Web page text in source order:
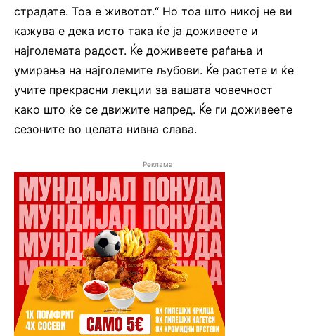
страдате. Тоа е животот.“ Но тоа што никој не ви
кажува е дека исто така ќе ја доживеете и
најголемата радост. Ќе доживеете раѓања и
умирања на најголемите љубови. Ќе растете и ќе
учите прекрасни лекции за вашата човечност
како што ќе се движите напред. Ќе ги доживеете
сезоните во целата нивна слава.
Реклама